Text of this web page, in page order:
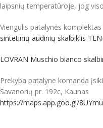
laipsnių temperatūroje, jog
Viengulis patalynės komplektas
sintetinių audinių skalbiklis
LOVRAN Muschio bianco
Prekyba patalyne komanda
Savanorių pr. 192c, Kaunas
https://maps.app.goo.gl/